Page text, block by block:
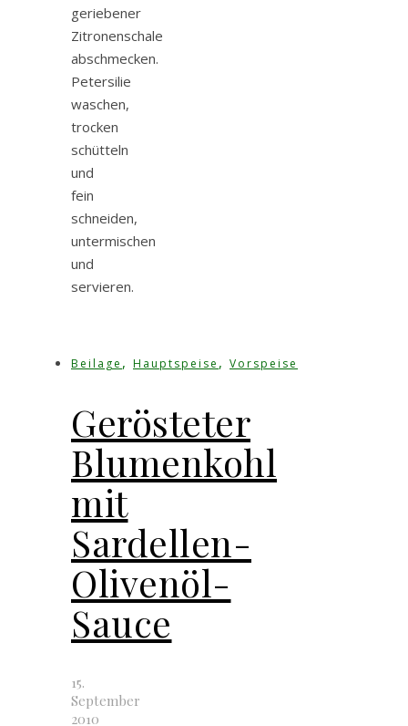
geriebener
Zitronenschale
abschmecken.
Petersilie
waschen,
trocken
schütteln
und
fein
schneiden,
untermischen
und
servieren.
Beilage , Hauptspeise , Vorspeise
Gerösteter
Blumenkohl
mit
Sardellen-
Olivenöl-
Sauce
15.
September
2010